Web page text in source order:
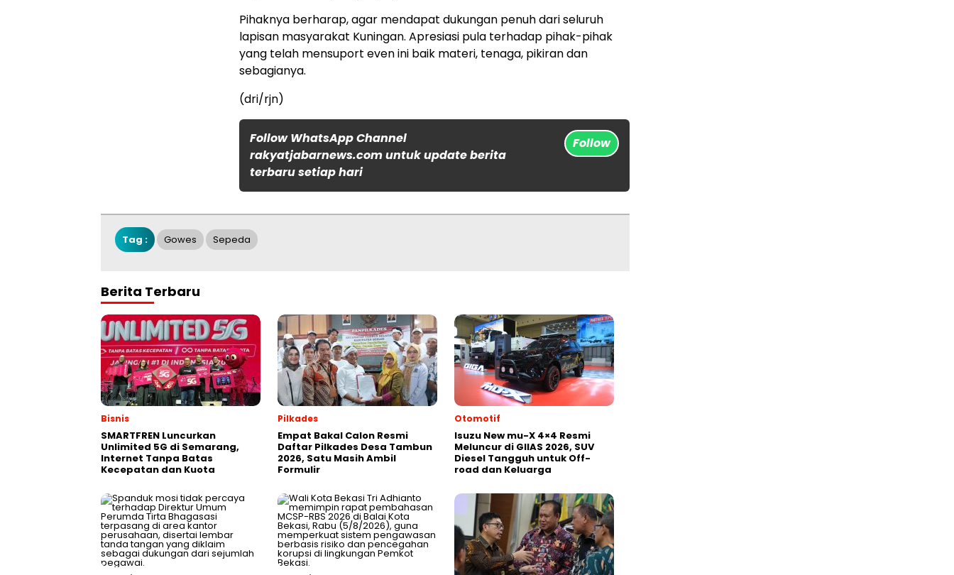
Pihaknya berharap, agar mendapat dukungan penuh dari seluruh
lapisan masyarakat Kuningan. Apresiasi pula terhadap pihak-pihak
yang telah mensuport even ini baik materi, tenaga, pikiran dan
sebagianya.
(dri/rjn)
Follow WhatsApp Channel
rakyatjabarnews.com untuk update berita
terbaru setiap hari
Follow
Tag : Gowes Sepeda
Berita Terbaru
Bisnis
SMARTFREN Luncurkan
Unlimited 5G di Semarang,
Internet Tanpa Batas
Kecepatan dan Kuota
Pilkades
Empat Bakal Calon Resmi
Daftar Pilkades Desa Tambun
2026, Satu Masih Ambil
Formulir
Otomotif
Isuzu New mu-X 4×4 Resmi
Meluncur di GIIAS 2026, SUV
Diesel Tangguh untuk Off-
road dan Keluarga